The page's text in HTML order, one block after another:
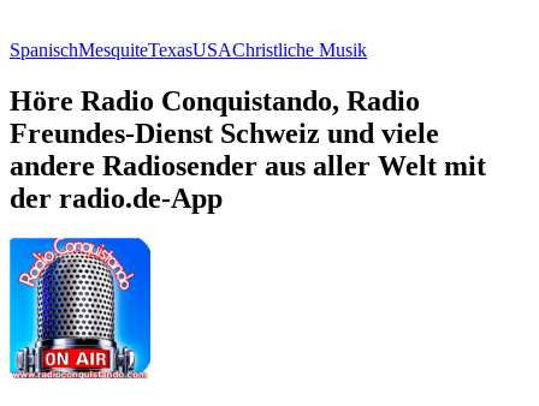
SpanischMesquiteTexasUSAChristliche Musik
Höre Radio Conquistando, Radio
Freundes-Dienst Schweiz und viele
andere Radiosender aus aller Welt mit
der radio.de-App